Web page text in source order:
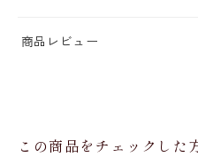
商品レビュー
この商品をチェックした